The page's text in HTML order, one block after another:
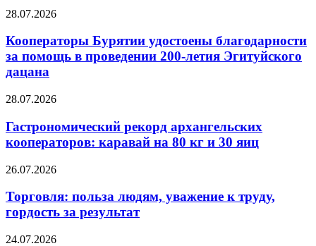
28.07.2026
Кооператоры Бурятии удостоены благодарности
за помощь в проведении 200-летия Эгитуйского
дацана
28.07.2026
Гастрономический рекорд архангельских
кооператоров: каравай на 80 кг и 30 яиц
26.07.2026
Торговля: польза людям, уважение к труду,
гордость за результат
24.07.2026